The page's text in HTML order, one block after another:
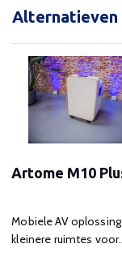
Alternatieven
Artome M10
Mobiele AV
kleinere ruimtes voor